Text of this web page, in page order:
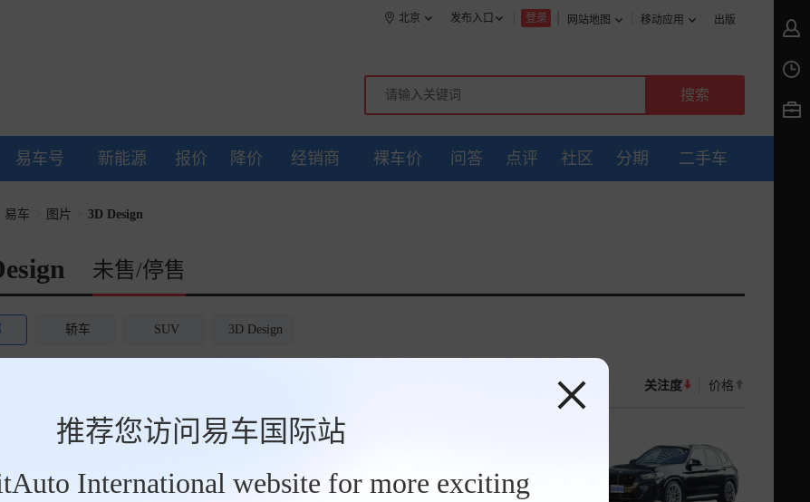
网站地图 移动应用 出版
登录
发布入口
北京
推荐您访问易车国际站
International website for more exciting
易车号 新能源 报价 降价 经销商 裸车价 问答 点评 社区 分期 二手车
易车 图片 3D Design
未售/停售
轿车 SUV 3D Design
关注度 价格